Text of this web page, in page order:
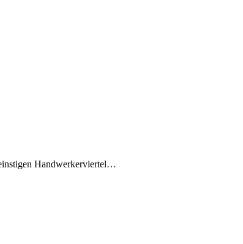
Handwerkerviertel…